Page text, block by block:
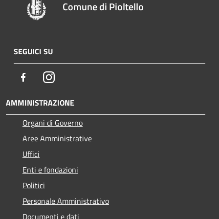
Comune di Pioltello
SEGUICI SU
FacebookInstagram
AMMINISTRAZIONE
Organi di Governo
Aree Amministrative
Uffici
Enti e fondazioni
Politici
Personale Amministrativo
Documenti e dati